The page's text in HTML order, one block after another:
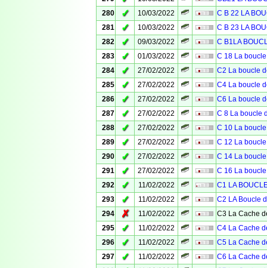
280
✓ 10/03/2022
C B 22 LA
281
✓ 10/03/2022
C B 23 LA
282
✓ 09/03/2022
C B1LA
283
✓ 01/03/2022
C 18 La
284
✓ 27/02/2022
C2 La boucle
285
✓ 27/02/2022
C4 La boucle
286
✓ 27/02/2022
C6 La boucle
287
✓ 27/02/2022
C 8 La boucle
288
✓ 27/02/2022
C 10 La
289
✓ 27/02/2022
C 12 La
290
✓ 27/02/2022
C 14 La
291
✓ 27/02/2022
C 16 La
292
✓ 11/02/2022
C1 LA
293
✓ 11/02/2022
C2 LA Boucle
294
✗ 11/02/2022
C3 La Cache
295
✓ 11/02/2022
C4 La Cache
296
✓ 11/02/2022
C5 La Cache
297
✓ 11/02/2022
C6 La Cache